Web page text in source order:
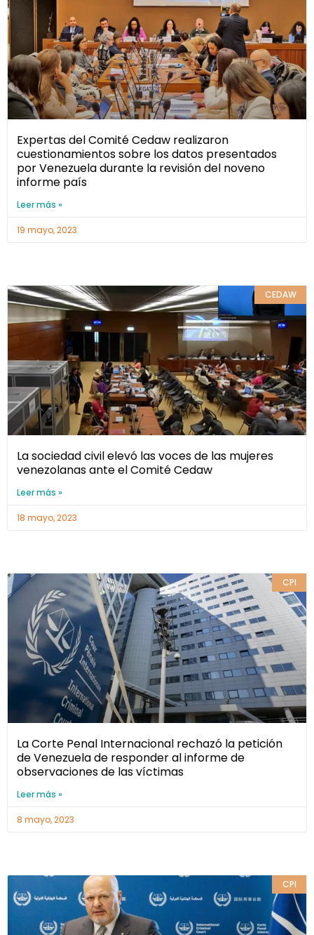
Expertas del Comité Cedaw realizaron
cuestionamientos sobre los datos presentados
por Venezuela durante la revisión del noveno
informe país
Leer más »
19 mayo, 2023
CEDAW
La sociedad civil elevó las voces de las mujeres
venezolanas ante el Comité Cedaw
Leer más »
18 mayo, 2023
CPI
La Corte Penal Internacional rechazó la petición
de Venezuela de responder al informe de
observaciones de las víctimas
Leer más »
8 mayo, 2023
CPI